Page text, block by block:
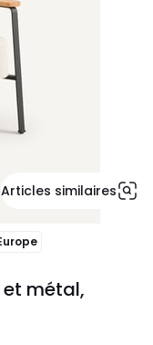
Articles similaires
métal,